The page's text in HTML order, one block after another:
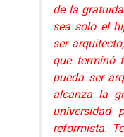
de la
sea solo el
ser
que terminó
pueda ser
alcanza la
universidad
reformista.